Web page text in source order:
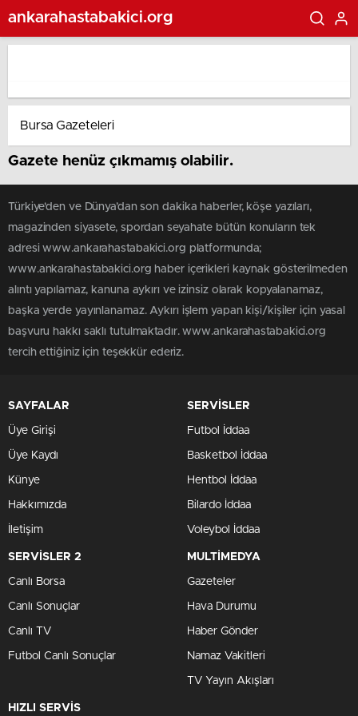
ankarahastabakici.org
Gazete henüz çıkmamış olabilir.
Türkiye'den ve Dünya’dan son dakika haberler, köşe yazıları,
magazinden siyasete, spordan seyahate bütün konuların tek
adresi www.ankarahastabakici.org platformunda;
www.ankarahastabakici.org haber içerikleri kaynak gösterilmeden
alıntı yapılamaz, kanuna aykırı ve izinsiz olarak kopyalanamaz,
başka yerde yayınlanamaz. Aykırı işlem yapan kişi/kişiler için yasal
başvuru hakkı saklı tutulmaktadır. www.ankarahastabakici.org
tercih ettiğiniz için teşekkür ederiz.
SAYFALAR
Üye Girişi
Üye Kaydı
Künye
Hakkımızda
İletişim
SERVİSLER
Futbol İddaa
Basketbol İddaa
Hentbol İddaa
Bilardo İddaa
Voleybol İddaa
SERVİSLER 2
Canlı Borsa
Canlı Sonuçlar
Canlı TV
Futbol Canlı Sonuçlar
MULTİMEDYA
Gazeteler
Hava Durumu
Haber Gönder
Namaz Vakitleri
TV Yayın Akışları
HIZLI SERVİS